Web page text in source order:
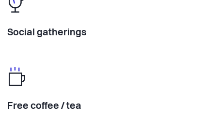
Social gatherings
Free coffee / tea